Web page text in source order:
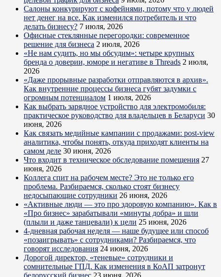
Салоны конкурируют с кофейнями, потому что у людей
нет денег на все. Как изменился потребитель и что
делать бизнесу? 7 июля, 2026
Офисные стеклянные перегородки: современное
решение для бизнеса 2 июля, 2026
«Не нам судить, но мы обсудим»: четыре крупных
бренда о доверии, юморе и негативе в Threads 2 июля,
2026
«Даже прорывные разработки отправляются в архив».
Как внутренние процессы бизнеса губят задумки с
огромным потенциалом 1 июля, 2026
Как выбрать зарядное устройство для электромобиля:
практическое руководство для владельцев в Беларуси 30
июня, 2026
Как связать медийные кампании с продажами: post-view
аналитика, чтобы понять, откуда приходят клиенты на
самом деле 30 июня, 2026
Что входит в техническое обследование помещения 27
июня, 2026
Коллега спит на рабочем месте? Это не только его
проблема. Разбираемся, сколько стоят бизнесу
недосыпающие сотрудники 26 июня, 2026
«Активные люди — это про здоровую компанию». Как в
«Про бизнес» зарабатывали «минуты добра» и шли
(плыли и даже танцевали) к цели 25 июня, 2026
4-дневная рабочая неделя — наше будущее или способ
«позаигрывать» с сотрудниками? Разбираемся, что
говорят исследования 24 июня, 2026
Дорогой директор, «теневые» сотрудники и
сомнительные ГПД. Как изменения в КоАП затронут